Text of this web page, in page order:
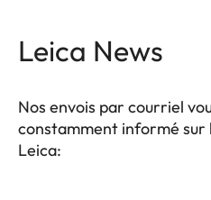
Leica News
Nos envois par courriel
constamment informé sur
Leica: